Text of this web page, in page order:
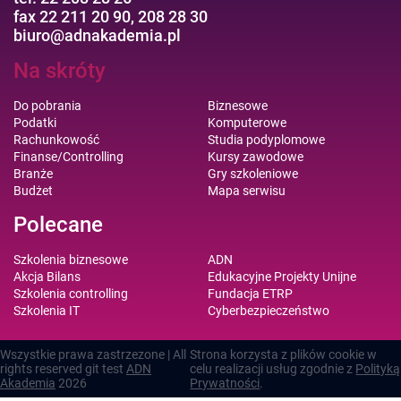
fax 22 211 20 90, 208 28 30
biuro@adnakademia.pl
Na skróty
Do pobrania
Podatki
Rachunkowość
Finanse/Controlling
Branże
Budżet
Biznesowe
Komputerowe
Studia podyplomowe
Kursy zawodowe
Gry szkoleniowe
Mapa serwisu
Polecane
Szkolenia biznesowe
Akcja Bilans
Szkolenia controlling
Szkolenia IT
ADN
Edukacyjne Projekty Unijne
Fundacja ETRP
Cyberbezpieczeństwo
Wszystkie prawa zastrzezone | All
rights reserved git test ADN
Akademia 2026
Strona korzysta z plików cookie w
celu realizacji usług zgodnie z Polityką
Prywatności.